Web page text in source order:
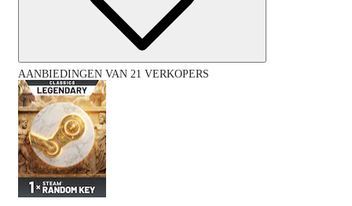
AANBIEDINGEN VAN 21 VERKOPERS